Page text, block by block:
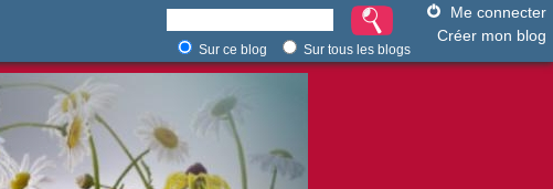
Me connecter
Créer mon blog
Sur ce blog Sur tous les blogs